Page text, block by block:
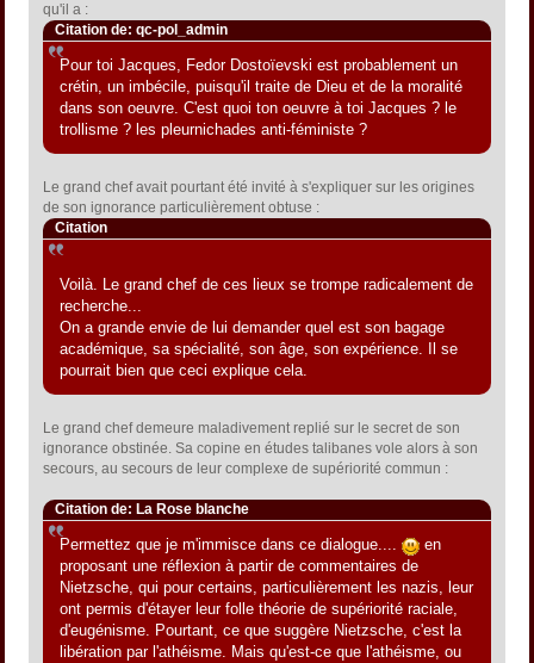
qu'il a :
Citation de: qc-pol_admin
Pour toi Jacques, Fedor Dostoïevski est probablement un
crétin, un imbécile, puisqu'il traite de Dieu et de la moralité
dans son oeuvre. C'est quoi ton oeuvre à toi Jacques ? le
trollisme ? les pleurnichades anti-féministe ?
Le grand chef avait pourtant été invité à s'expliquer sur les origines
de son ignorance particulièrement obtuse :
Citation
Voilà. Le grand chef de ces lieux se trompe radicalement de
recherche...
On a grande envie de lui demander quel est son bagage
académique, sa spécialité, son âge, son expérience. Il se
pourrait bien que ceci explique cela.
Le grand chef demeure maladivement replié sur le secret de son
ignorance obstinée. Sa copine en études talibanes vole alors à son
secours, au secours de leur complexe de supériorité commun :
Citation de: La Rose blanche
Permettez que je m'immisce dans ce dialogue....
en
proposant une réflexion à partir de commentaires de
Nietzsche, qui pour certains, particulièrement les nazis, leur
ont permis d'étayer leur folle théorie de supériorité raciale,
d'eugénisme. Pourtant, ce que suggère Nietzsche, c'est la
libération par l'athéisme. Mais qu'est-ce que l'athéisme, ou